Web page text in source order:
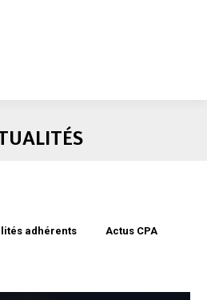
adhérents Actus CPA